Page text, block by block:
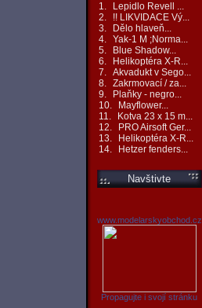
1.
Lepidlo Revell ...
2.
!! LIKVIDACE Vý...
3.
Dělo hlaveň...
4. Yak-1 M ;Norma...
5.
Blue Shadow...
6.
Helikoptéra X-R...
7. Akvadukt v Sego...
8. Zakrmovací / za...
9.
Plaňky - negro...
10.
Mayflower...
11.
Kotva 23 x 15 m...
12.
PRO Airsoft Ger...
13.
Helikoptéra X-R...
14.
Hetzer fenders...
Navštivte
www.modelarskyobchod.cz
Propagujte i svojí stránku